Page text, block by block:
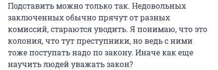
Подставить можно только так. Недовольных
заключенных обычно прячут от разных
комиссий, стараются уводить. Я понимаю, что это
колония, что тут преступники, но ведь с ними
тоже поступать надо по закону. Иначе как еще
научить людей уважать закон?